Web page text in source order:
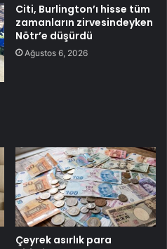
Citi, Burlington’ı hisse tüm
zamanların zirvesindeyken
Nötr’e düşürdü
Ağustos 6, 2026
Çeyrek asırlık para